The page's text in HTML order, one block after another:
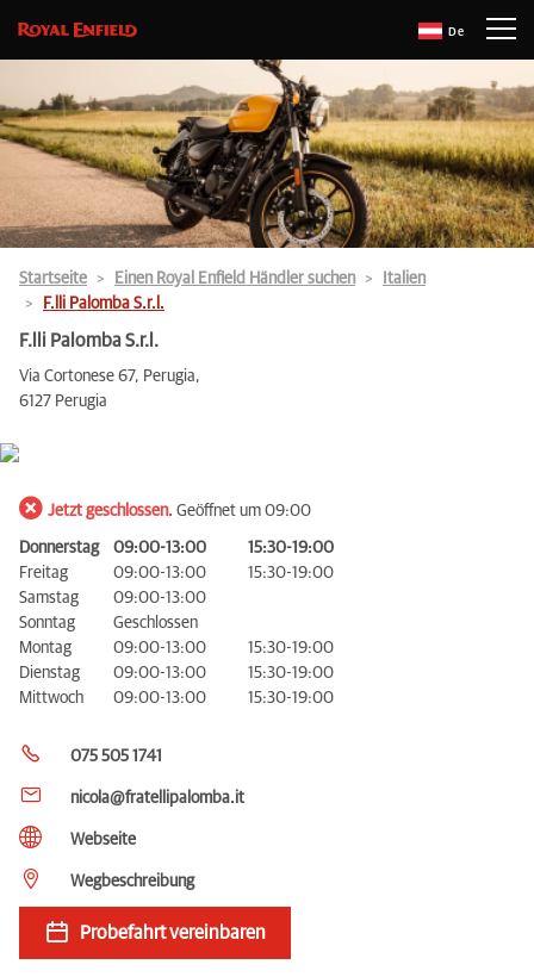
De
Startseite Einen Royal Enfield Händler suchen
Italien
F.lli Palomba S.r.l.
F.lli Palomba S.r.l.
Via Cortonese 67, Perugia,
6127 Perugia
Jetzt geschlossen. Geöffnet um 09:00
Donnerstag 09:00-13:00
15:30-19:00
Freitag
09:00-13:00
15:30-19:00
Samstag
09:00-13:00
Sonntag
Geschlossen
Montag
09:00-13:00
15:30-19:00
Dienstag
09:00-13:00
15:30-19:00
Mittwoch
09:00-13:00 15:30-19:00
075 505 1741
nicola@fratellipalomba.it
Webseite
Wegbeschreibung
Probefahrt vereinbaren